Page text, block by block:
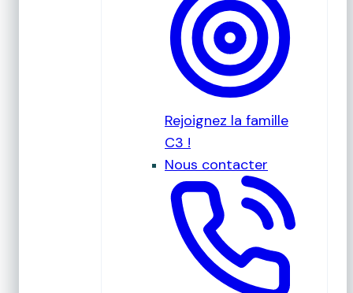
Rejoignez la famille
C3 !
Nous contacter